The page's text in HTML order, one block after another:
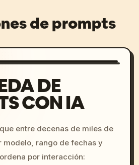
de prompts
DE
CON IA
entre decenas de miles de
modelo, rango de fechas y
por interacción: